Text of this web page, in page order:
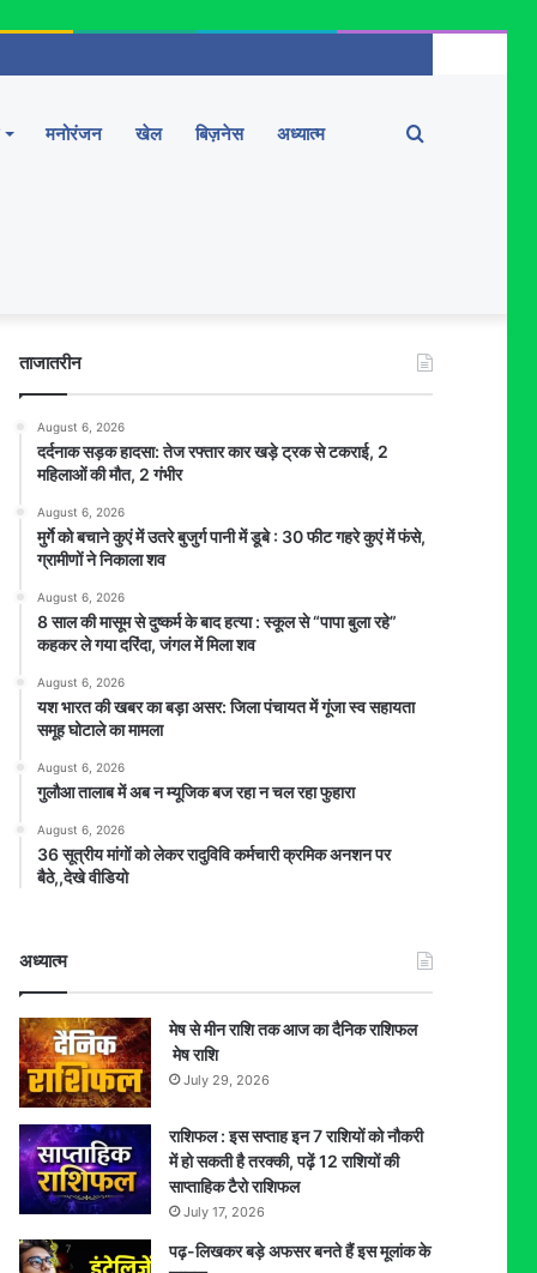
मनोरंजन खेल बिज़नेस अध्यात्म Search
ताजातरीन
August 6, 2026
दर्दनाक सड़क हादसा: तेज रफ्तार कार खड़े ट्रक से टकराई, 2
महिलाओं की मौत, 2 गंभीर
August 6, 2026
मुर्गे को बचाने कुएं में उतरे बुजुर्ग पानी में डूबे : 30 फीट गहरे कुएं में फंसे,
ग्रामीणों ने निकाला शव
August 6, 2026
8 साल की मासूम से दुष्कर्म के बाद हत्या : स्कूल से “पापा बुला रहे”
कहकर ले गया दरिंदा, जंगल में मिला शव
August 6, 2026
यश भारत की खबर का बड़ा असर: जिला पंचायत में गूंजा स्व सहायता
समूह घोटाले का मामला
August 6, 2026
गुलौआ तालाब में अब न म्यूजिक बज रहा न चल रहा फुहारा
August 6, 2026
36 सूत्रीय मांगों को लेकर रादुविवि कर्मचारी क्रमिक अनशन पर
बैठे,,देखे वीडियो
अध्यात्म
मेष से मीन राशि तक आज का दैनिक राशिफल
मेष राशि
July 29, 2026
राशिफल : इस सप्ताह इन 7 राशियों को नौकरी
में हो सकती है तरक्की, पढ़ें 12 राशियों की
साप्ताहिक टैरो राशिफल
July 17, 2026
पढ़-लिखकर बड़े अफसर बनते हैं इस मूलांक के